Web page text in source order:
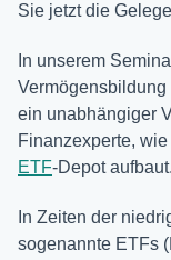
Sie jetzt die
In unserem
Vermögensbildung
ein unabhängiger
Finanzexperte,
ETF-Depot aufbaut.
In Zeiten der
sogenannte ETFs